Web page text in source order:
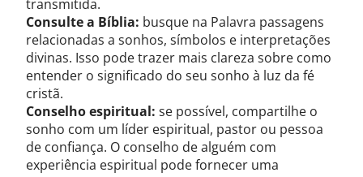
transmitida.
Consulte a Bíblia: busque na Palavra passagens
relacionadas a sonhos, símbolos e interpretações
divinas. Isso pode trazer mais clareza sobre como
entender o significado do seu sonho à luz da fé
cristã.
Conselho espiritual: se possível, compartilhe o
sonho com um líder espiritual, pastor ou pessoa
de confiança. O conselho de alguém com
experiência espiritual pode fornecer uma